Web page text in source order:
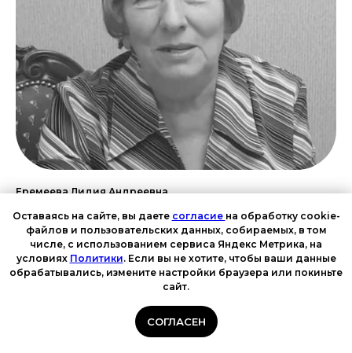
Еремеева Лидия Андреевна
+7-982-66-00-646
Оставаясь на сайте, вы даете согласие на обработку cookie-
файлов и пользовательских данных, собираемых, в том
числе, с использованием сервиса Яндекс Метрика, на
условиях Политики. Если вы не хотите, чтобы ваши данные
обрабатывались, измените настройки браузера или покиньте
сайт.
СОГЛАСЕН